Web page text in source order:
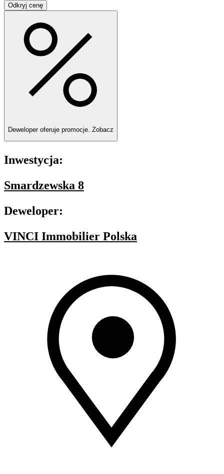
Odkryj cenę
Deweloper oferuje promocje. Zobacz
Inwestycja:
Smardzewska 8
Deweloper:
VINCI Immobilier Polska